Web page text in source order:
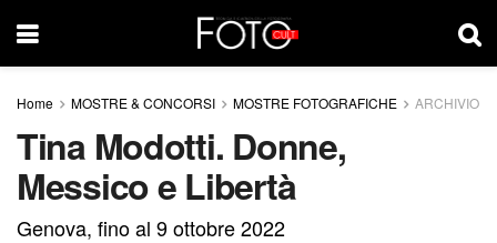
Home MOSTRE & CONCORSI MOSTRE FOTOGRAFICHE ARCHIVIO
Tina Modotti. Donne,
Messico e Libertà
Genova, fino al 9 ottobre 2022